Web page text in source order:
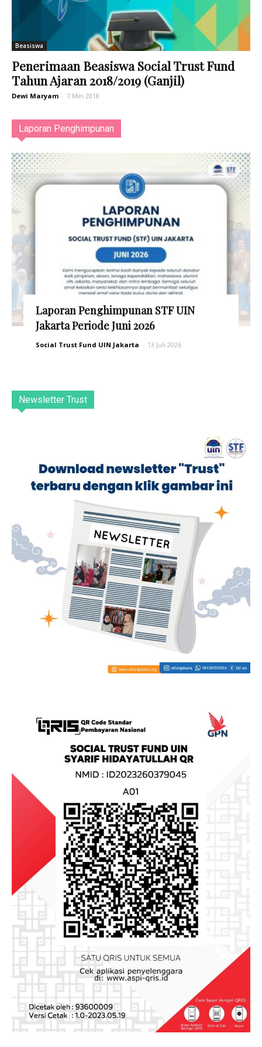
Beasiswa
Penerimaan Beasiswa Social Trust Fund
Tahun Ajaran 2018/2019 (Ganjil)
Dewi Maryam - 7 Mei 2018
Laporan Penghimpunan
Laporan Penghimpunan STF UIN
Jakarta Periode Juni 2026
Social Trust Fund UIN Jakarta - 13 Juli 2026
Newsletter Trust